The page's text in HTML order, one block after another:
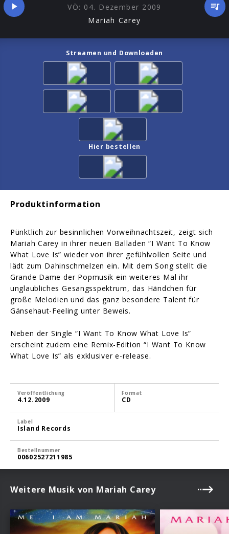
VÖ: 04. Dezember 2009
Mariah Carey
Streamen und Downloaden
Hier bestellen
Produktinformation
Pünktlich zur besinnlichen Vorweihnachtszeit, zeigt sich
Mariah Carey in ihrer neuen Balladen “I Want To Know
What Love Is” wieder von ihrer gefühlvollen Seite und
lädt zum Dahinschmelzen ein. Mit dem Song stellt die
Grande Dame der Popmusik ein weiteres Mal ihr
unglaubliches Gesangsspektrum, das Händchen für
große Melodien und das ganz besondere Talent für
Gänsehaut-Feeling unter Beweis.
Neben der Single “I Want To Know What Love Is”
erscheint zudem eine Remix-Edition “I Want To Know
What Love Is” als exklusiver e-release.
Veröffentlichung
4.12.2009
Format
CD
Label
Island Records
Bestellnummer
00602527211985
Weitere Musik von Mariah Carey